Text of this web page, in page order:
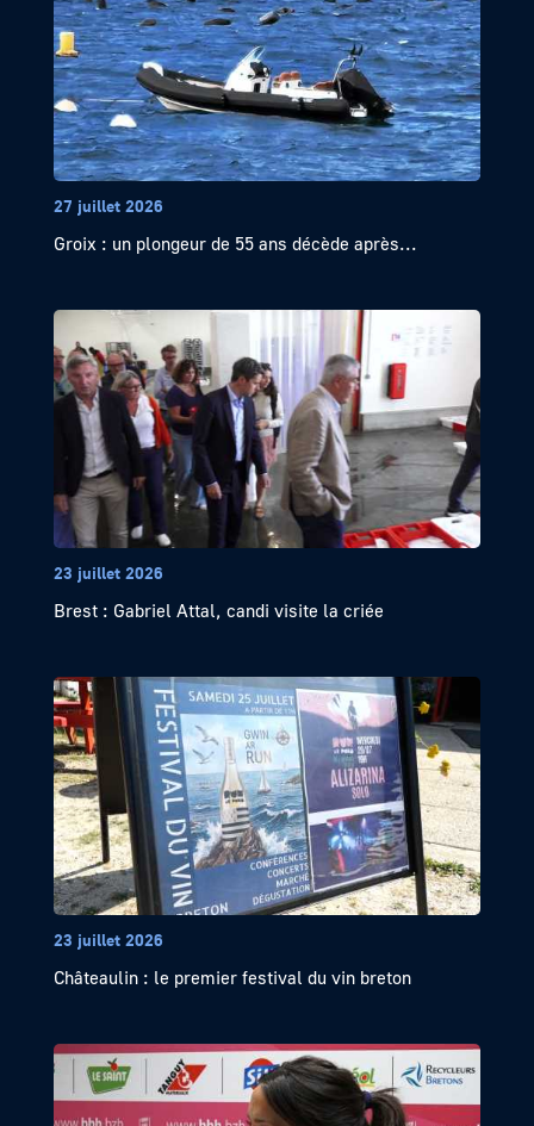
27 juillet 2026
Groix : un plongeur de 55 ans décède après...
23 juillet 2026
Brest : Gabriel Attal, candi visite la criée
23 juillet 2026
Châteaulin : le premier festival du vin breton